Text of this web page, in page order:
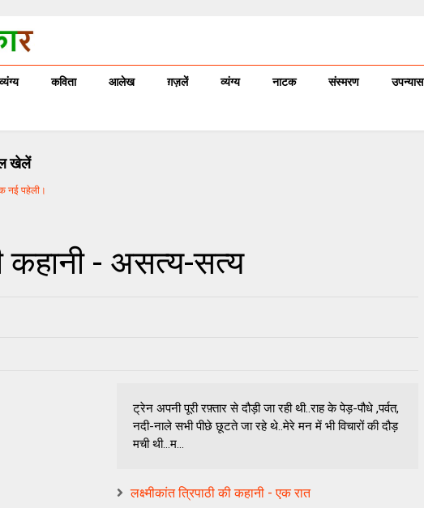
कविता आलेख ग़ज़लें व्यंग्य नाटक संस्मरण उपन्यास
खेलें
नई पहेली।
कहानी - असत्य-सत्य
ट्रेन अपनी पूरी रफ़्तार से दौड़ी जा रही थी..राह के पेड़-पौधे ,पर्वत,
नदी-नाले सभी पीछे छूटते जा रहे थे..मेरे मन में भी विचारों की दौड़
मची थी…म...
लक्ष्‍मीकांत त्रिपाठी की कहानी - एक रात